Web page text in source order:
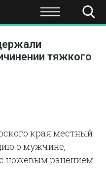
ЭКОНОМИКА НАУКА И
тяжкого
края местный
о мужчине,
ножевым ранением.